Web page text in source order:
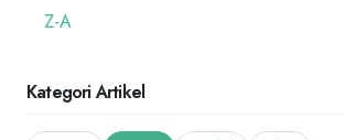
Z-A
Kategori Artikel